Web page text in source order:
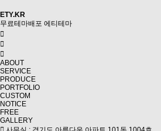
ETY.KR
무료테마배포 에티테마
ABOUT
SERVICE
PRODUCE
PORTFOLIO
CUSTOM
NOTICE
FREE
GALLERY